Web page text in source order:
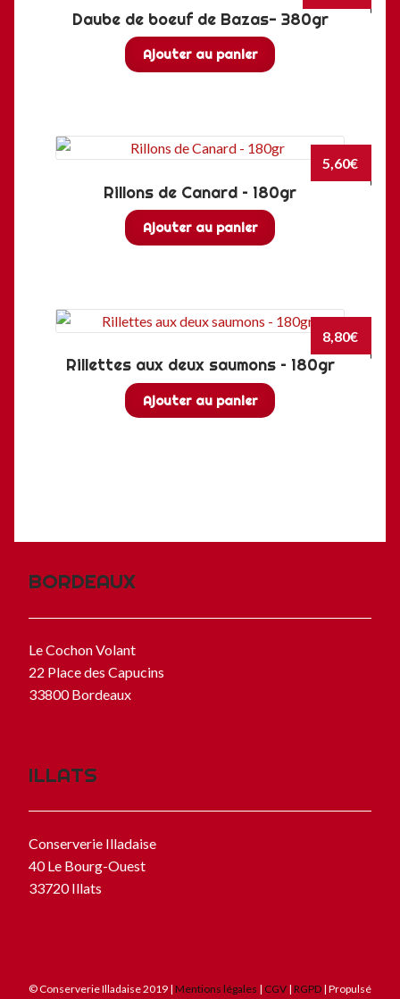
Daube de boeuf de Bazas- 380gr
Ajouter au panier
Rillons de Canard – 180gr
5,60€
Ajouter au panier
Rillettes aux deux saumons – 180gr
8,80€
Ajouter au panier
BORDEAUX
Le Cochon Volant
22 Place des Capucins
33800 Bordeaux
ILLATS
Conserverie Illadaise
40 Le Bourg-Ouest
33720 Illats
© Conserverie Illadaise 2019 | Mentions légales | CGV | RGPD | Propulsé